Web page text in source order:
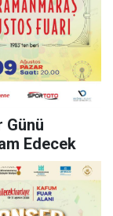
Günü
Edecek